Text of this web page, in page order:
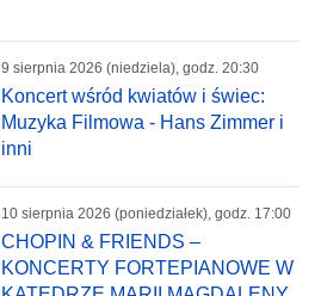
9 sierpnia 2026 (niedziela), godz. 20:30
Koncert wśród kwiatów i świec:
Muzyka Filmowa - Hans Zimmer i
inni
10 sierpnia 2026 (poniedziałek), godz. 17:00
CHOPIN & FRIENDS –
KONCERTY FORTEPIANOWE W